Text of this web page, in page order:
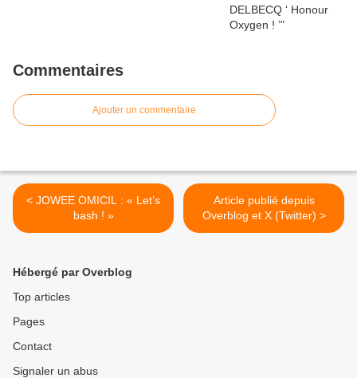
Commentaires
Ajouter un commentaire
< JOWEE OMICIL : « Let’s
bash ! »
Article publié depuis
Overblog et X (Twitter) >
Hébergé par Overblog
Top articles
Pages
Contact
Signaler un abus